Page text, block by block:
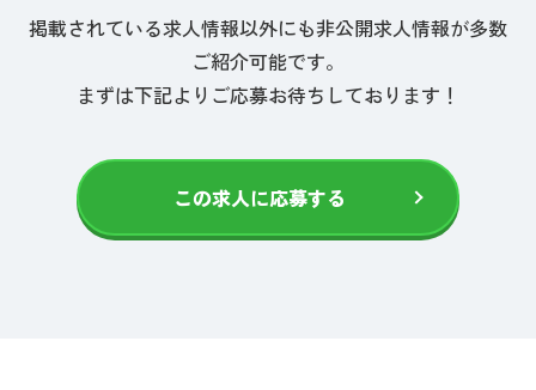
掲載されている求人情報以外にも非公開求人情報が多数
ご紹介可能です。
まずは下記よりご応募お待ちしております！
この求人に応募する